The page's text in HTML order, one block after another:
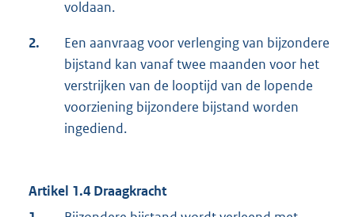
voldaan.
2.
Een aanvraag voor verlenging van bijzondere
bijstand kan vanaf twee maanden voor het
verstrijken van de looptijd van de lopende
voorziening bijzondere bijstand worden
ingediend.
Artikel 1.4 Draagkracht